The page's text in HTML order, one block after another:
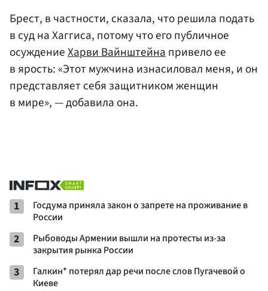
Брест, в частности, сказала, что решила подать
в суд на Хаггиса, потому что его публичное
осуждениеХарви Вайнштейнапривело ее
в ярость: «Этот мужчина изнасиловал меня, и он
представляет себя защитником женщин
в мире», — добавила она.
1
Госдума приняла закон о запрете на проживание в
России
2
Рыбоводы Армении вышли на протесты из-за
закрытия рынка России
3
Галкин* потерял дар речи после слов Пугачевой о
Киеве